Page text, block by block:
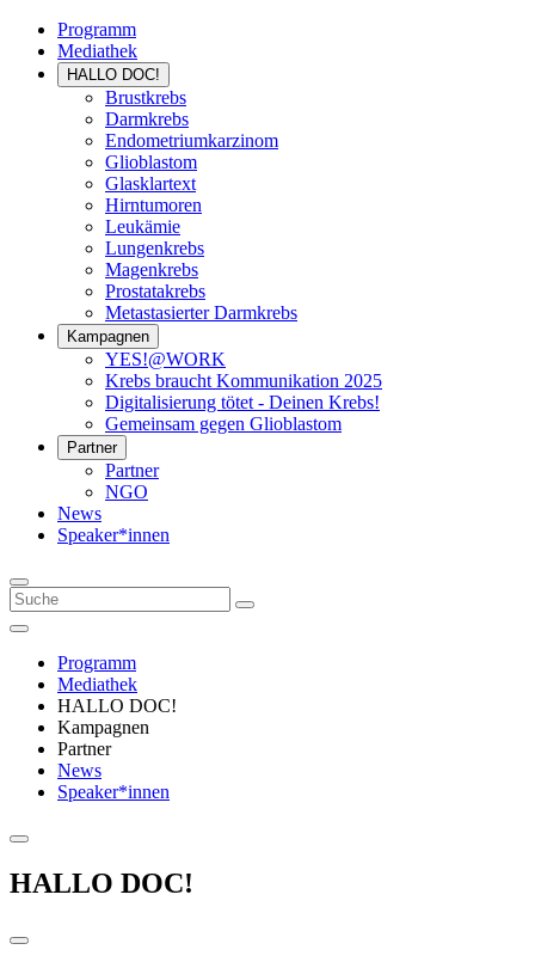
Programm
Mediathek
HALLO DOC!
Brustkrebs
Darmkrebs
Endometriumkarzinom
Glioblastom
Glasklartext
Hirntumoren
Leukämie
Lungenkrebs
Magenkrebs
Prostatakrebs
Metastasierter Darmkrebs
Kampagnen
YES!@WORK
Krebs braucht Kommunikation 2025
Digitalisierung tötet - Deinen Krebs!
Gemeinsam gegen Glioblastom
Partner
Partner
NGO
News
Speaker*innen
Programm
Mediathek
HALLO DOC!
Kampagnen
Partner
News
Speaker*innen
HALLO DOC!